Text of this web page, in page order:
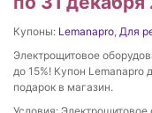
Купоны: Lemanapro, Для
Электрощитовое
до 15%! Купон Lemanapro
подарок в магазин.